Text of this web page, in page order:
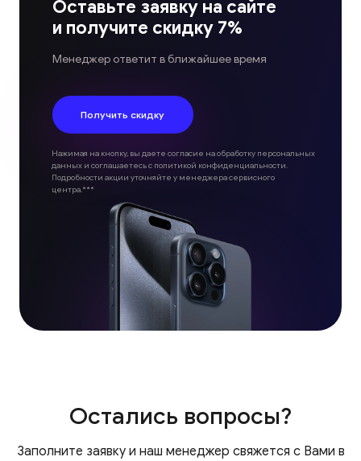
Оставьте заявку на сайте
и получите скидку 7%
Менеджер ответит в ближайшее время
Получить скидку
Нажимая на кнопку, вы даете согласие на обработку персональных
данных и соглашаетесь с политикой конфиденциальности.
Подробности акции уточняйте у менеджера сервисного
центра.***
Остались вопросы?
Заполните заявку и наш менеджер свяжется с Вами в